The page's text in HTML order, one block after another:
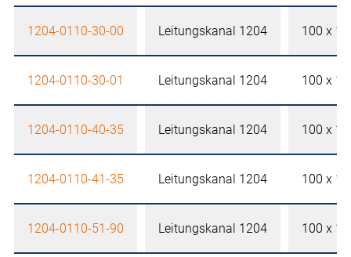
1204-0110-30-00 Leitungskanal 1204 100 x
1204-0110-30-01 Leitungskanal 1204 100 x
1204-0110-40-35 Leitungskanal 1204 100 x
1204-0110-41-35 Leitungskanal 1204 100 x
1204-0110-51-90 Leitungskanal 1204 100 x